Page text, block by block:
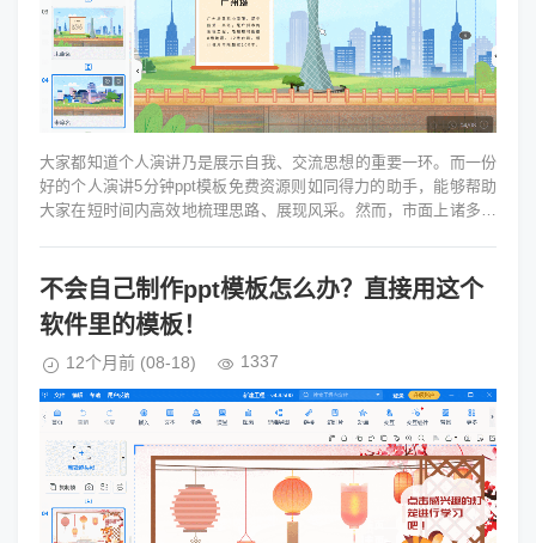
大家都知道个人演讲乃是展示自我、交流思想的重要一环。而一份
好的个人演讲5分钟ppt模板免费资源则如同得力的助手，能够帮助
大家在短时间内高效地梳理思路、展现风采。然而，市面上诸多模
不会自己制作ppt模板怎么办？直接用这个
软件里的模板！
12个月前 (08-18) 1337